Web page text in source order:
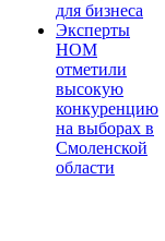
для бизнеса
Эксперты
НОМ
отметили
высокую
конкуренцию
на выборах в
Смоленской
области